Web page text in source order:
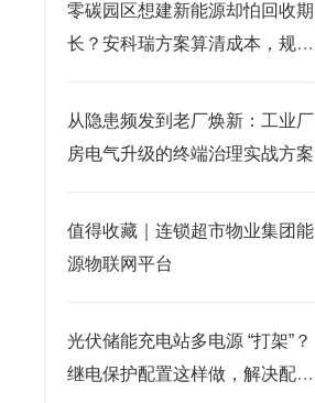
零碳园区想建新能源却怕回收期
长？安科瑞方案算清成本，规划
从隐患频发到老厂焕新：工业厂
房电气升级的终端治理实战方案
值得收藏｜连锁超市物业集团能
源物联网平台
光伏储能充电站多电源 “打架”？
继电保护配置这样做，解决配合